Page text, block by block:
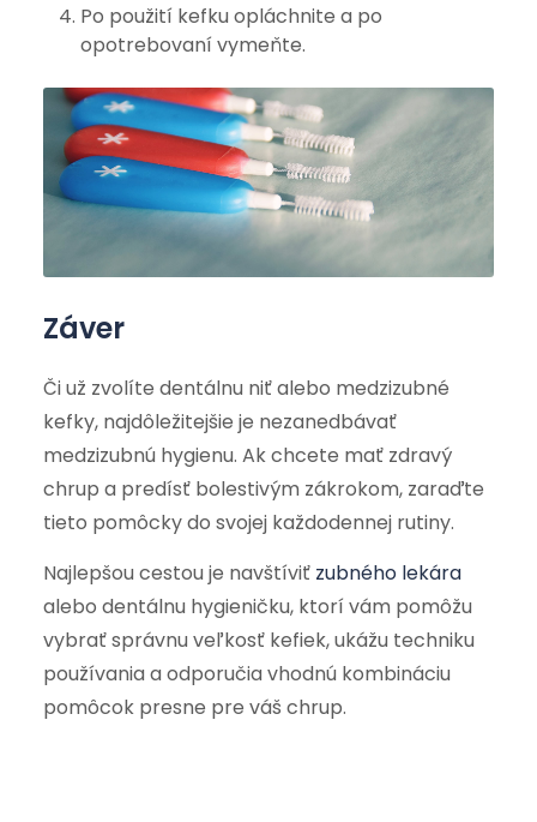
Po použití kefku opláchnite a po
opotrebovaní vymeňte.
Záver
Či už zvolíte dentálnu niť alebo medzizubné
kefky, najdôležitejšie je nezanedbávať
medzizubnú hygienu. Ak chcete mať zdravý
chrup a predísť bolestivým zákrokom, zaraďte
tieto pomôcky do svojej každodennej rutiny.
Najlepšou cestou je navštíviť zubného lekára
alebo dentálnu hygieničku, ktorí vám pomôžu
vybrať správnu veľkosť kefiek, ukážu techniku
používania a odporučia vhodnú kombináciu
pomôcok presne pre váš chrup.